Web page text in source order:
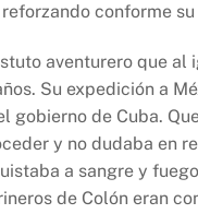
conforme su
aventurero que
Su expedición a
gobierno de Cuba.
y no dudaba en
a sangre y
de Colón eran